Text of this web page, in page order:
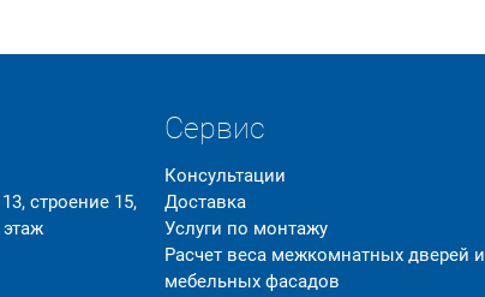
строение 15,
Сервис
Консультации
Доставка
Услуги по монтажу
Расчет веса межкомнатных дверей и
мебельных фасадов